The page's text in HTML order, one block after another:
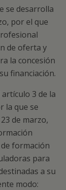
se desarrolla
por el que
de oferta y
la concesión
financiación.
3 de la
la que se
de marzo,
formación
para
a su
modo: